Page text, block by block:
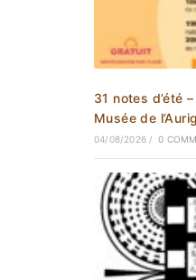
31 notes d’été
Musée de
04/08/2026 / 0